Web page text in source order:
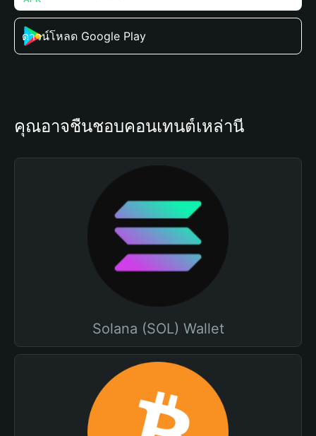
ดาวน์โหลด Google Play
คุณอาจชื่นชอบคอนเทนต์เหล่านี้
Solana (SOL) Wallet